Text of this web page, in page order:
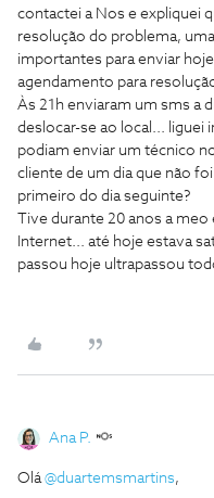
contactei a Nos e expliquei
resolução do problema,
importantes para enviar
agendamento para
Às 21h enviaram um sms a
deslocar-se ao local... liguei
podiam enviar um técnico
cliente de um dia que não
primeiro do dia seguinte?
Tive durante 20 anos a
Internet... até hoje estava
passou hoje ultrapassou
Ana P.
Olá@duartemsmartins,